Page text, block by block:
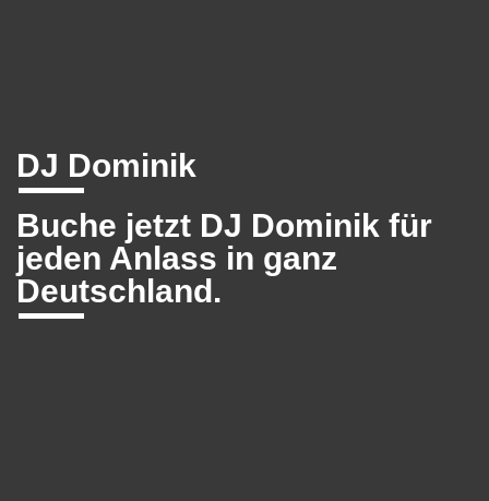
DJ Dominik
Buche jetzt DJ Dominik für
jeden Anlass in ganz
Deutschland.